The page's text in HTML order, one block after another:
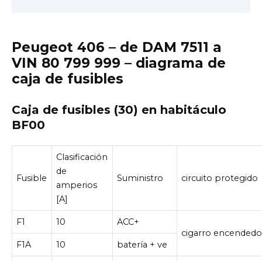
Peugeot 406 – de DAM 7511 a
VIN 80 799 999 – diagrama de
caja de fusibles
Caja de fusibles (30) en habitáculo
BF00
Fusible
Clasificación
de
amperios
[A]
Suministro circuito protegido
F1 10
ACC+
cigarro
F1A
10 batería + ve